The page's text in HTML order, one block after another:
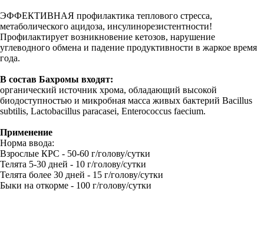
ЭФФЕКТИВНАЯ профилактика теплового стресса,
метаболического ацидоза, инсулинорезистентности!
Профилактирует возникновение кетозов, нарушение
углеводного обмена и падение продуктивности в жаркое время
года.
В состав Бахромы входят:
органический источник хрома, обладающий высокой
биодоступностью и микробная масса живых бактерий Bacillus
subtilis, Lactobacillus paracasei, Enterococcus faecium.
Применение
Норма ввода:
Взрослые КРС - 50-60 г/голову/сутки
Телята 5-30 дней - 10 г/голову/сутки
Телята более 30 дней - 15 г/голову/сутки
Быки на откорме - 100 г/голову/сутки